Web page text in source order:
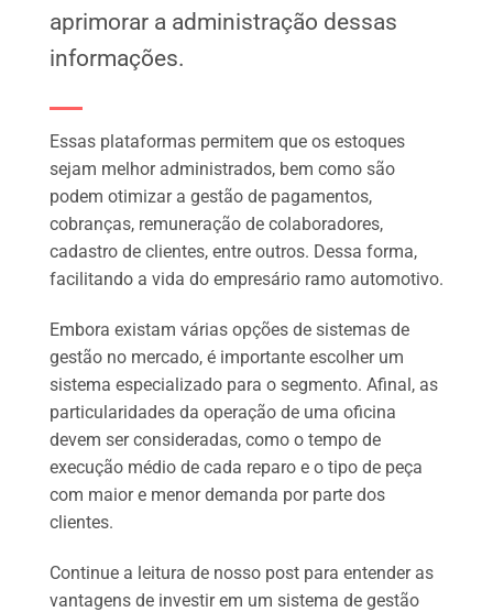
aprimorar a administração dessas
informações.
Essas plataformas permitem que os estoques
sejam melhor administrados, bem como são
podem otimizar a gestão de pagamentos,
cobranças, remuneração de colaboradores,
cadastro de clientes, entre outros. Dessa forma,
facilitando a vida do empresário ramo automotivo.
Embora existam várias opções de sistemas de
gestão no mercado, é importante escolher um
sistema especializado para o segmento. Afinal, as
particularidades da operação de uma oficina
devem ser consideradas, como o tempo de
execução médio de cada reparo e o tipo de peça
com maior e menor demanda por parte dos
clientes.
Continue a leitura de nosso post para entender as
vantagens de investir em um sistema de gestão